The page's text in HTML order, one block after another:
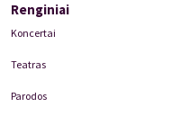
Renginiai
Koncertai
Teatras
Parodos